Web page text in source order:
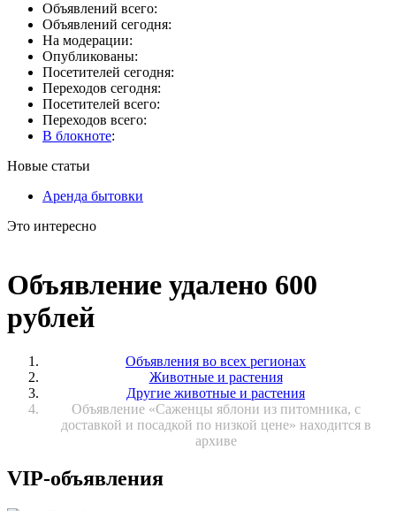
Объявлений всего:
Объявлений сегодня:
На модерации:
Опубликованы:
Посетителей сегодня:
Переходов сегодня:
Посетителей всего:
Переходов всего:
В блокноте:
Новые статьи
Аренда бытовки
Это интересно
Объявление удалено 600
рублей
Объявления во всех регионах
Животные и растения
Другие животные и растения
Объявление «Саженцы яблони из питомника, с
доставкой и посадкой по низкой цене» находится в
архиве
VIP-объявления